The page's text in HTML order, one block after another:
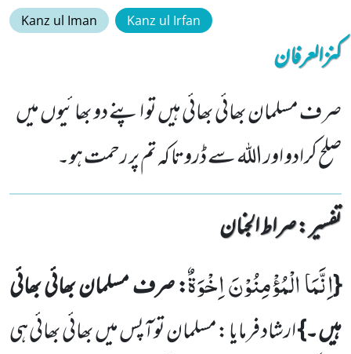
Kanz ul Iman Kanz ul Irfan
کنزالعرفان
صرف مسلمان بھائی بھائی ہیں تو اپنے دو بھائیوں میں
صلح کرادو اور اللہ سے ڈروتا کہ تم پر رحمت ہو۔
تفسیر : ‎صراط الجنان
{اِنَّمَا الْمُؤْمِنُوْنَ اِخْوَةٌ: صرف مسلمان بھائی بھائی
ہیں ۔}ارشاد فرمایا :مسلمان توآپس میں بھائی بھائی ہی